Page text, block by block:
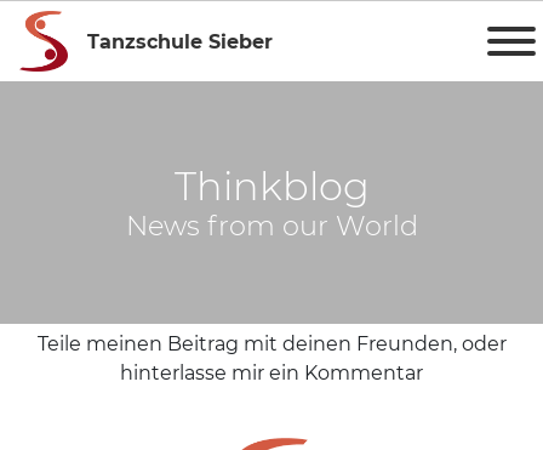
Tanzschule Sieber
Thinkblog
News from our World
Teile meinen Beitrag mit deinen Freunden, oder
hinterlasse mir ein Kommentar